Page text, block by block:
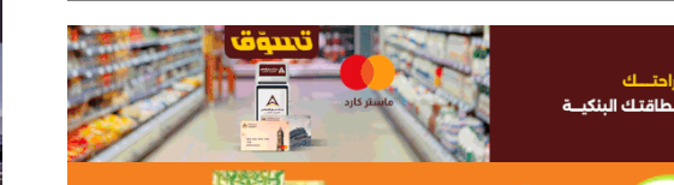
مدير شركة "أولاد صلاح" شخص ناجح ونقل
الشركة نقله نوعية خلال سنوات